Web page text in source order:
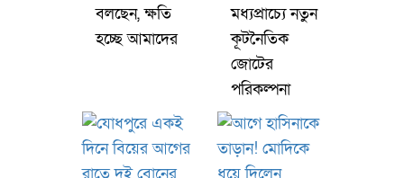
বলছেন, ক্ষতি
হচ্ছে আমাদের
মধ্যপ্রাচ্যে নতুন
কূটনৈতিক
জোটের
পরিকল্পনা